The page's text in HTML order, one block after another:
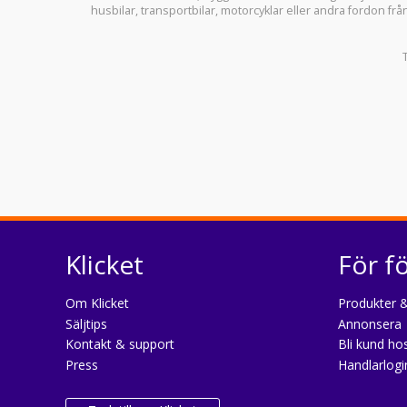
husbilar,transportbilar, motorcyklar eller andra fordon
Klicket
Om Klicket
Säljtips
Kontakt & support
Press
För
Produkter
Annonsera
Bli kund